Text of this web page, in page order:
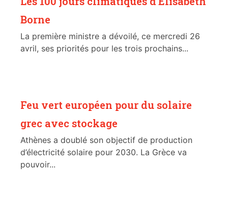
Borne
La première ministre a dévoilé, ce mercredi 26
avril, ses priorités pour les trois prochains...
Feu vert européen pour du solaire
grec avec stockage
Athènes a doublé son objectif de production
d’électricité solaire pour 2030. La Grèce va
pouvoir...